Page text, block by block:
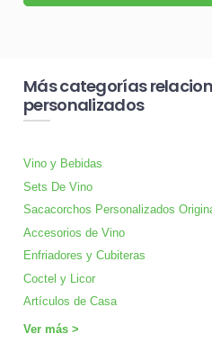
Más categorías
personalizados
Vino y Bebidas
Sets De Vino
Sacacorchos Personalizados
Accesorios de Vino
Enfriadores y Cubiteras
Coctel y Licor
Artículos de Casa
Ver más >